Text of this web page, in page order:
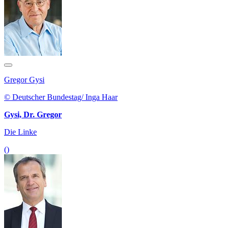
Gregor Gysi
© Deutscher Bundestag/ Inga Haar
Gysi, Dr. Gregor
Die Linke
()